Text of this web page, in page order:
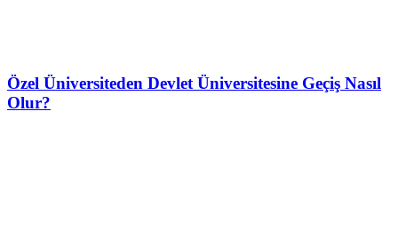
Özel Üniversiteden Devlet Üniversitesine Geçiş Nasıl
Olur?